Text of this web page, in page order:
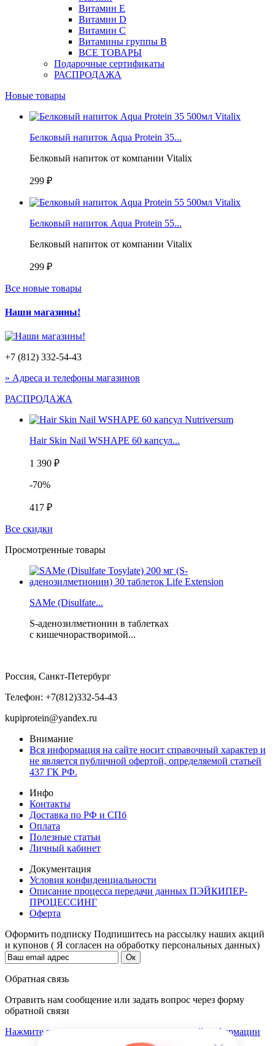
Витамин Е
Витамин D
Витамин С
Витамины группы B
ВСЕ ТОВАРЫ
Подарочные сертификаты
РАСПРОДАЖА
Новые товары
Белковый напиток Aqua Protein 35...
Белковый напиток от компании Vitalix
299 ₽
Белковый напиток Aqua Protein 55...
Белковый напиток от компании Vitalix
299 ₽
Все новые товары
Наши магазины!
+7 (812) 332-54-43
» Адреса и телефоны магазинов
РАСПРОДАЖА
Hair Skin Nail WSHAPE 60 капсул...
1 390 ₽
-70%
417 ₽
Все скидки
Просмотренные товары
SAMe (Disulfate...
S-аденозилметионин в таблетках
с кишечнорастворимой...
Россия, Санкт-Петербург
Телефон: +7(812)332-54-43
kupiprotein@yandex.ru
Внимание
Вся информация на сайте носит справочный характер и
не является публичной офертой, определяемой статьей
437 ГК РФ.
Инфо
Контакты
Доставка по РФ и СПб
Оплата
Полезные статьи
Личный кабинет
Документация
Условия конфиденциальности
Описание процесса передачи данных ПЭЙКИПЕР-
ПРОЦЕССИНГ
Оферта
Оформить подписку Подпишитесь на рассылку наших акций
и купонов ( Я согласен на обработку персональных данных)
Обратная связь
Отравить нам сообщение или задать вопрос через форму
обратной связи
Нажмите здесь для получения дополнительной информации